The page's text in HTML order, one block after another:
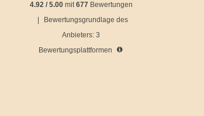
4.92/ 5.00mit677 Bewertungen
Bewertungsgrundlage des
Anbieters: 3
Bewertungsplattformen